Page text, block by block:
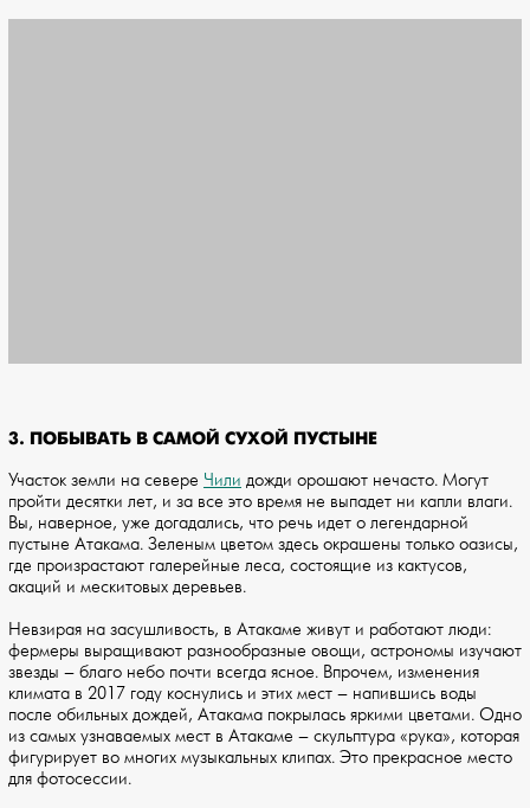
3. ПОБЫВАТЬ В САМОЙ СУХОЙ ПУСТЫНЕ
Участок земли на севере Чили дожди орошают нечасто. Могут
пройти десятки лет, и за все это время не выпадет ни капли влаги.
Вы, наверное, уже догадались, что речь идет о легендарной
пустыне Атакама. Зеленым цветом здесь окрашены только оазисы,
где произрастают галерейные леса, состоящие из кактусов,
акаций и мескитовых деревьев.
Невзирая на засушливость, в Атакаме живут и работают люди:
фермеры выращивают разнообразные овощи, астрономы изучают
звезды – благо небо почти всегда ясное. Впрочем, изменения
климата в 2017 году коснулись и этих мест – напившись воды
после обильных дождей, Атакама покрылась яркими цветами. Одно
из самых узнаваемых мест в Атакаме – скульптура «рука», которая
фигурирует во многих музыкальных клипах. Это прекрасное место
для фотосессии.